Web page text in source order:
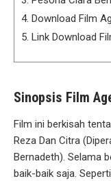
Download Film
Link Download
Sinopsis Film
Film ini berkisah
Reza Dan Citra
Bernadeth). Selama
baik-baik saja.